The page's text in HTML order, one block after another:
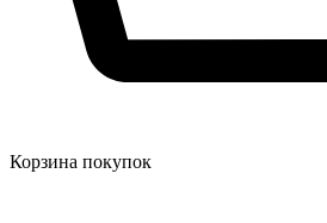
Корзина покупок